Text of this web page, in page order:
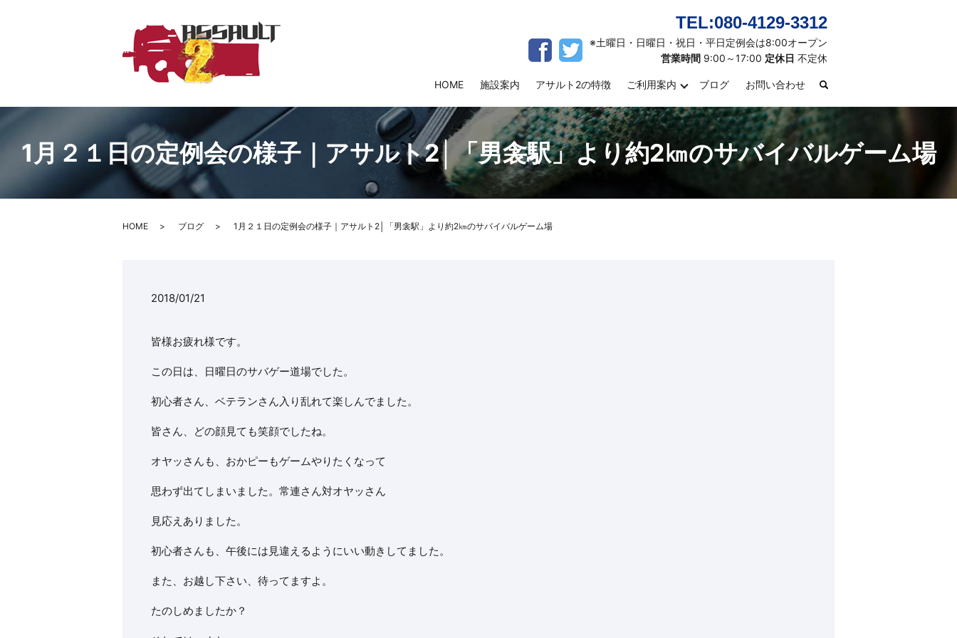
TEL:080-4129-3312
※土曜日・日曜日・祝日・平日定例会は8:00オープン
営業時間 9:00～17:00 定休日 不定休
HOME 施設案内 アサルト2の特徴 ご利用案内 ブログ お問い合わせ search
1月２１日の定例会の様子｜アサルト2│「男衾駅」より約2㎞のサバイバルゲーム場
HOME ブログ 1月２１日の定例会の様子｜アサルト2│「男衾駅」より約2㎞のサバイバルゲーム場
2018/01/21
皆様お疲れ様です。
この日は、日曜日のサバゲー道場でした。
初心者さん、ベテランさん入り乱れて楽しんでました。
皆さん、どの顔見ても笑顔でしたね。
オヤッさんも、おかピーもゲームやりたくなって
思わず出てしまいました。常連さん対オヤッさん
見応えありました。
初心者さんも、午後には見違えるようにいい動きしてました。
また、お越し下さい、待ってますよ。
たのしめましたか？